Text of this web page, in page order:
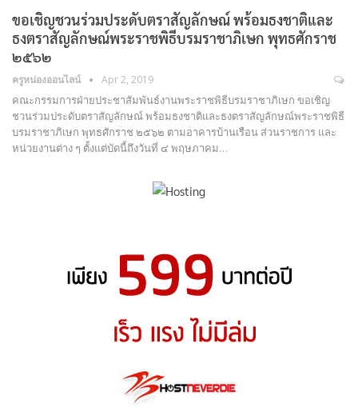
ขอเชิญชวนร่วมประดับตราสัญลักษณ์ พร้อมธงชาติและ
ธงตราสัญลักษณ์พระราชพิธีบรมราชาภิเษก พุทธศักราช
๒๕๖๒
ครูหน่องออนไลน์ Apr 2, 2019
คณะกรรมการฝ่ายประชาสัมพันธ์งานพระราชพิธีบรมราชาภิเษก ขอเชิญ
ชวนร่วมประดับตราสัญลักษณ์ พร้อมธงชาติและธงตราสัญลักษณ์พระราชพิธี
บรมราชาภิเษก พุทธศักราช ๒๕๖๒ ตามอาคารบ้านเรือน ส่วนราชการ และ
หน่วยงานต่าง ๆ ตั้งแต่บัดนี้ถึงวันที่ ๔ พฤษภาคม…